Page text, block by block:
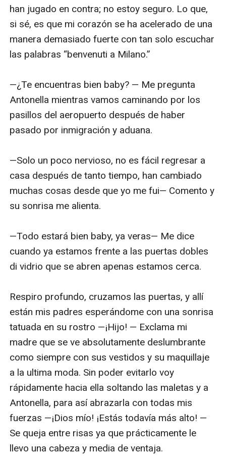
han jugado en contra; no estoy seguro. Lo que,
si sé, es que mi corazón se ha acelerado de una
manera demasiado fuerte con tan solo escuchar
las palabras “benvenuti a Milano.”
—¿Te encuentras bien baby? — Me pregunta
Antonella mientras vamos caminando por los
pasillos del aeropuerto después de haber
pasado por inmigración y aduana.
—Solo un poco nervioso, no es fácil regresar a
casa después de tanto tiempo, han cambiado
muchas cosas desde que yo me fui— Comento y
su sonrisa me alienta.
—Todo estará bien baby, ya veras— Me dice
cuando ya estamos frente a las puertas dobles
di vidrio que se abren apenas estamos cerca.
Respiro profundo, cruzamos las puertas, y allí
están mis padres esperándome con una sonrisa
tatuada en su rostro —¡Hijo! — Exclama mi
madre que se ve absolutamente deslumbrante
como siempre con sus vestidos y su maquillaje
a la ultima moda. Sin poder evitarlo voy
rápidamente hacia ella soltando las maletas y a
Antonella, para así abrazarla con todas mis
fuerzas —¡Dios mío! ¡Estás todavía más alto! —
Se queja entre risas ya que prácticamente le
llevo una cabeza y media de ventaja.